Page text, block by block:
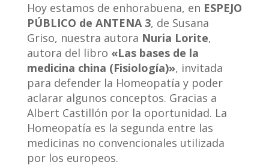
Hoy estamos de enhorabuena, en ESPEJO
PÚBLICO de ANTENA 3, de Susana
Griso, nuestra autora Nuria Lorite,
autora del libro «Las bases de la
medicina china (Fisiología)», invitada
para defender la Homeopatía y poder
aclarar algunos conceptos. Gracias a
Albert Castillón por la oportunidad. La
Homeopatía es la segunda entre las
medicinas no convencionales utilizada
por los europeos.